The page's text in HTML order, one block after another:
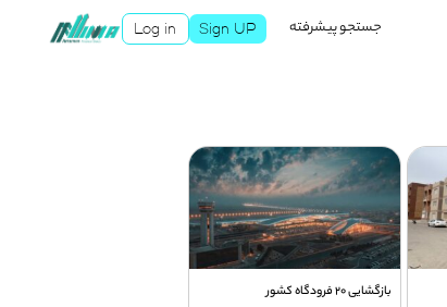
Log in Sign UP جستجو پیشرفته
بازگشایی 20 فرودگاه کشور